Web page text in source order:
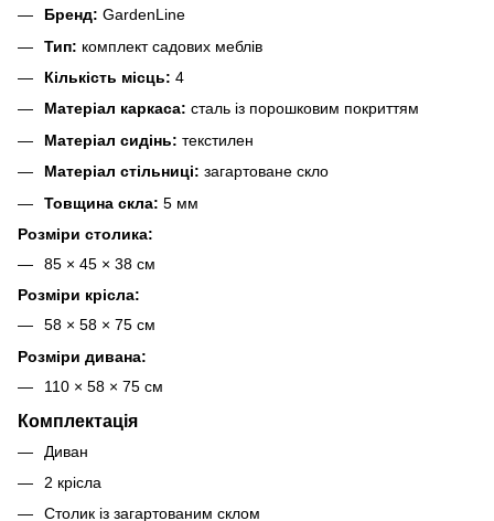
Бренд: GardenLine
Тип: комплект садових меблів
Кількість місць: 4
Матеріал каркаса: сталь із порошковим покриттям
Матеріал сидінь: текстилен
Матеріал стільниці: загартоване скло
Товщина скла: 5 мм
Розміри столика:
85 × 45 × 38 см
Розміри крісла:
58 × 58 × 75 см
Розміри дивана:
110 × 58 × 75 см
Комплектація
Диван
2 крісла
Столик із загартованим склом